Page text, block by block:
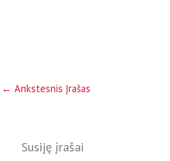
← Ankstesnis Įrašas
Susiję įrašai